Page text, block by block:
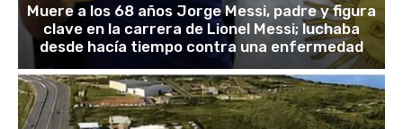
Muere a los 68 años Jorge Messi, padre y figura
clave en la carrera de Lionel Messi; luchaba
desde hacía tiempo contra una enfermedad